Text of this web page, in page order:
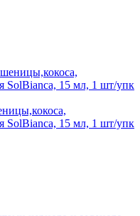
SolBianca, 15 мл, 1 шт/упк